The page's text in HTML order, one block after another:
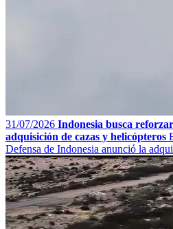
31/07/2026 Indonesia busca
adquisición de cazas y helicópteros
Defensa de Indonesia anunció la